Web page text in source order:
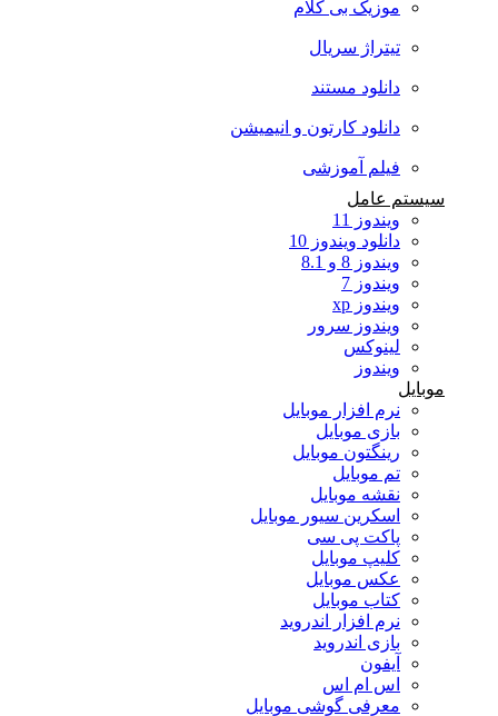
موزیک بی کلام
تیتراژ سریال
دانلود مستند
دانلود کارتون و انیمیشن
فیلم آموزشی
سیستم عامل
ویندوز 11
دانلود ویندوز 10
ویندوز 8 و 8.1
ویندوز 7
ویندوز xp
ویندوز سرور
لینوکس
ویندوز
موبایل
نرم افزار موبایل
بازی موبایل
رینگتون موبایل
تم موبایل
نقشه موبایل
اسکرین سیور موبایل
پاکت پی سی
کلیپ موبایل
عکس موبایل
کتاب موبایل
نرم افزار اندروید
بازی اندروید
آیفون
اس ام اس
معرفی گوشی موبایل